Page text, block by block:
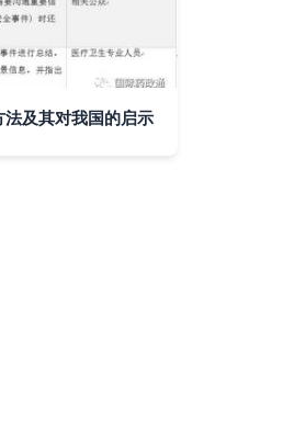
及其对我国的启示